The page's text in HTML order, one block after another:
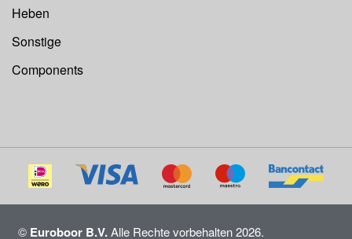
Heben
Sonstige
Components
© Euroboor B.V.Alle Rechte vorbehalten 2026.